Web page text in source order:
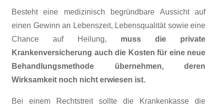
Besteht eine medizinisch begründbare Aussicht auf
einen Gewinn an Lebenszeit, Lebensqualität sowie eine
Chance auf Heilung, muss die private
Krankenversicherung auch die Kosten für eine neue
Behandlungsmethode übernehmen, deren
Wirksamkeit noch nicht erwiesen ist.
Bei einem Rechtstreit sollte die Krankenkasse die